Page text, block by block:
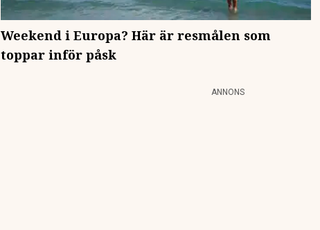
Weekend i Europa? Här är resmålen som
toppar inför påsk
ANNONS